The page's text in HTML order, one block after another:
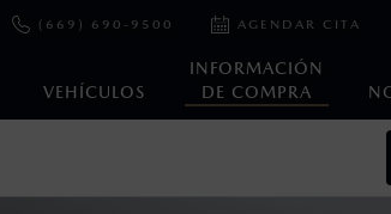
VEHÍCULOS
INFORMACIÓN
DE COMPRA
(669) 690-9500 AGENDAR CITA
fabricante, en moneda de los Estados